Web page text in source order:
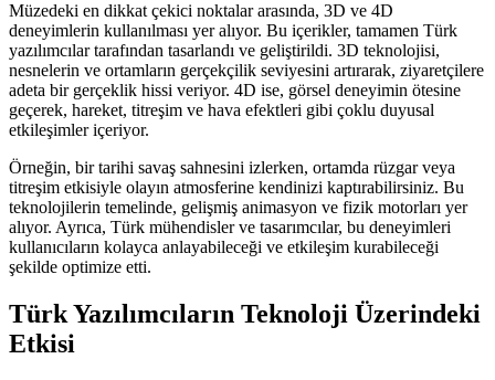
Müzedeki en dikkat çekici noktalar arasında, 3D ve 4D
deneyimlerin kullanılması yer alıyor. Bu içerikler, tamamen Türk
yazılımcılar tarafından tasarlandı ve geliştirildi. 3D teknolojisi,
nesnelerin ve ortamların gerçekçilik seviyesini artırarak, ziyaretçilere
adeta bir gerçeklik hissi veriyor. 4D ise, görsel deneyimin ötesine
geçerek, hareket, titreşim ve hava efektleri gibi çoklu duyusal
etkileşimler içeriyor.
Örneğin, bir tarihi savaş sahnesini izlerken, ortamda rüzgar veya
titreşim etkisiyle olayın atmosferine kendinizi kaptırabilirsiniz. Bu
teknolojilerin temelinde, gelişmiş animasyon ve fizik motorları yer
alıyor. Ayrıca, Türk mühendisler ve tasarımcılar, bu deneyimleri
kullanıcıların kolayca anlayabileceği ve etkileşim kurabileceği
şekilde optimize etti.
Türk Yazılımcıların Teknoloji Üzerindeki
Etkisi